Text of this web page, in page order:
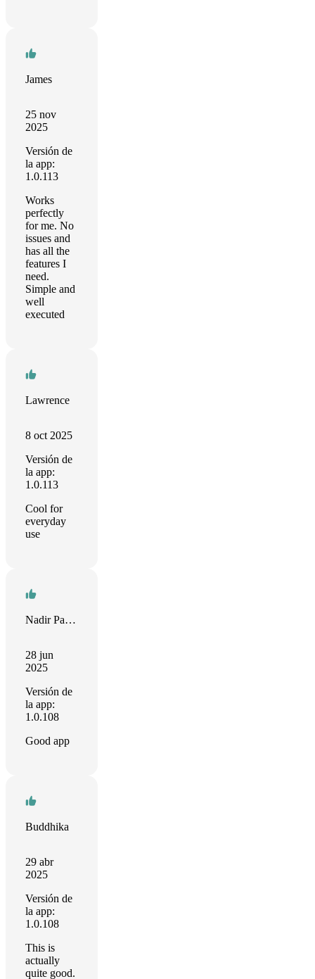
James
25 nov
2025
Versión de
la app:
1.0.113
Works
perfectly
for me. No
issues and
has all the
features I
need.
Simple and
well
executed
Lawrence
8 oct 2025
Versión de
la app:
1.0.113
Cool for
everyday
use
Nadir Palacios
28 jun
2025
Versión de
la app:
1.0.108
Good app
Buddhika
29 abr
2025
Versión de
la app:
1.0.108
This is
actually
quite good.